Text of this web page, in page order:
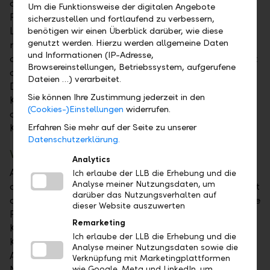
die LLB-Gruppe mit einer klaren dualen
Positionierung am Markt auf: Nummer 1 in
Liechtenstein und der Region sowie sichere und
nachhaltige internationale Privatbank. Im Zentrum
des zweiten Kernelements Effizienz von ACT-26 steht
das digitale Transformationsprogramm LLB.ONE.
Damit will die LLB-Gruppe die digitale
Kundenplattform weiter modernisieren und das
digitale Produkt- und Serviceangebot für alle
Kundengruppen weiter ausbauen.
Vorreiter-Rolle in der Nachhaltigkeit
Auch beim Kernelement Nachhaltigkeit werden für
die nächsten Jahre ambitionierte Ziele verfolgt. So ist
die LLB seit März 2022 offizieller Partner des Climate
Pledge. Sie verpflichtet sich damit, die betriebliche
Klimaneutralität zehn Jahre vor der im Pariser
Klimaabkommen vereinbarten Frist zu erreichen.
Aufgrund ihres umfassenden
Um die Funktionsweise der digitalen Angebote
sicherzustellen und fortlaufend zu verbessern,
benötigen wir einen Überblick darüber, wie diese
genutzt werden. Hierzu werden allgemeine Daten
und Informationen (IP-Adresse,
Browsereinstellungen, Betriebssystem, aufgerufene
Dateien …) verarbeitet.
Sie können Ihre Zustimmung jederzeit in den
(Cookies-)Einstellungen widerrufen.
Erfahren Sie mehr auf der Seite zu unserer
Datenschutzerklärung.
Analytics
Ich erlaube der LLB die Erhebung und die
Analyse meiner Nutzungsdaten, um
darüber das Nutzungsverhalten auf
dieser Website auszuwerten
Remarketing
Ich erlaube der LLB die Erhebung und die
Analyse meiner Nutzungsdaten sowie die
Verknüpfung mit Marketingplattformen